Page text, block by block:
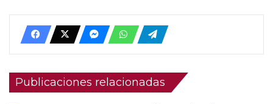
Publicaciones relacionadas